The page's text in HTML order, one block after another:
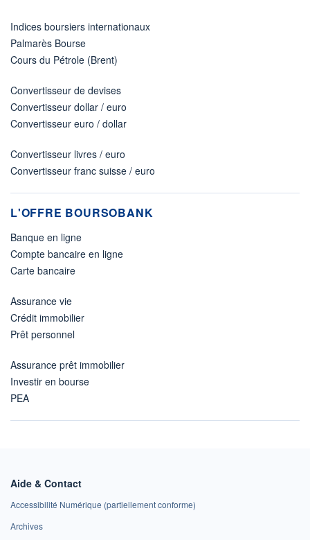
Indices boursiers internationaux
Palmarès Bourse
Cours du Pétrole (Brent)
Convertisseur de devises
Convertisseur dollar / euro
Convertisseur euro / dollar
Convertisseur livres / euro
Convertisseur franc suisse / euro
L'OFFRE BOURSOBANK
Banque en ligne
Compte bancaire en ligne
Carte bancaire
Assurance vie
Crédit immobilier
Prêt personnel
Assurance prêt immobilier
Investir en bourse
PEA
Aide & Contact
Accessibilité Numérique (partiellement conforme)
Archives